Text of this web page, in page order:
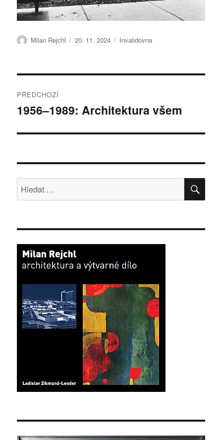
Autor:
Milan Rejchl Publikováno:
20. 11. 2024 Štítky:
Invalidovna
pro
PŘEDCHOZÍ
Předchozí
1956–1989: Architektura všem
Hledat: